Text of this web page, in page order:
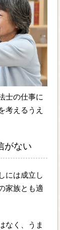
士の仕事に
考えるうえ
がない
には成立し
家族とも適
なく、うま